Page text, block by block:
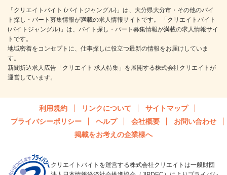
「クリエイトバイト (バイトジャングル)」は、大分県大分市・その他のバイ
ト探し・パート募集情報が満載の求人情報サイトです。 「クリエイトバイト
(バイトジャングル)」は、バイト探し・パート募集情報が満載の求人情報サイ
トです。
地域密着をコンセプトに、仕事探しに役立つ最新の情報をお届けしていま
す。
新聞折込求人広告「クリエイト 求人特集」を展開する株式会社クリエイトが
運営しています。
利用規約 リンクについて
サイトマップ
プライバシーポリシー
ヘルプ 会社概要
お問い合わせ
掲載をお考えの企業様へ
クリエイトバイトを運営する株式会社クリエイトは一般財団